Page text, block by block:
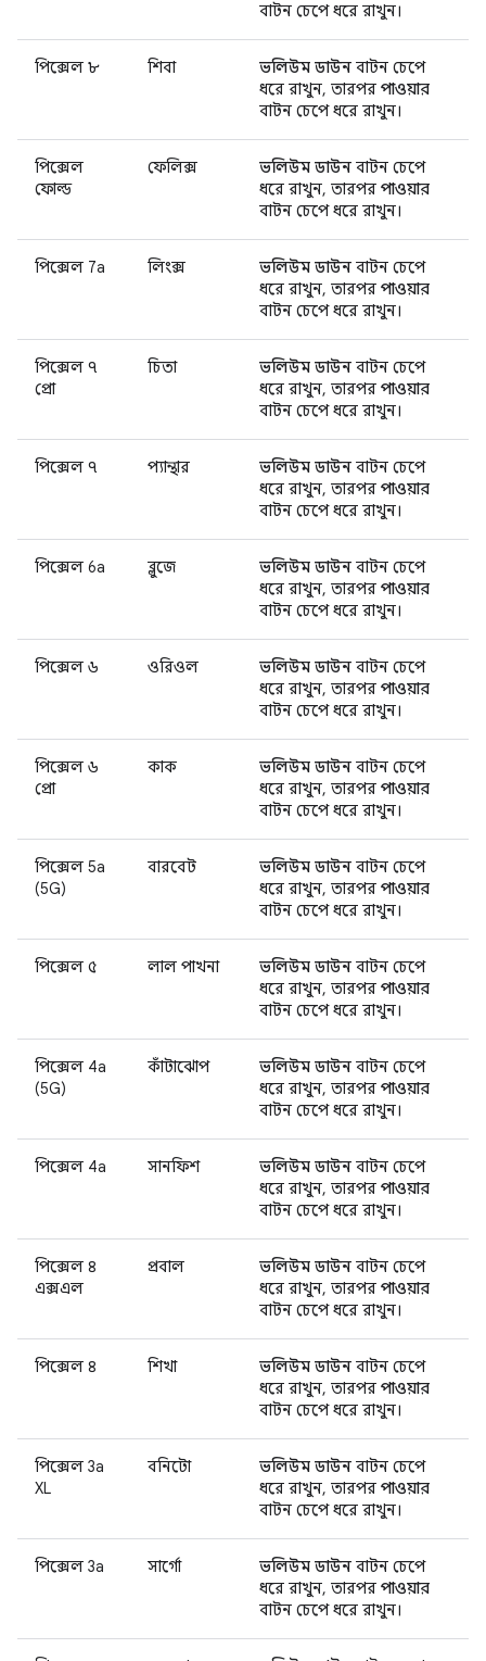
বাটন চেপে ধরে রাখুন।
পিক্সেল ৮ শিবা ভলিউম ডাউন বাটন চেপে
ধরে রাখুন, তারপর পাওয়ার
বাটন চেপে ধরে রাখুন।
পিক্সেল
ফোল্ড
ফেলিক্স ভলিউম ডাউন বাটন চেপে
ধরে রাখুন, তারপর পাওয়ার
বাটন চেপে ধরে রাখুন।
পিক্সেল 7a লিংক্স ভলিউম ডাউন বাটন চেপে
ধরে রাখুন, তারপর পাওয়ার
বাটন চেপে ধরে রাখুন।
পিক্সেল ৭
প্রো
চিতা ভলিউম ডাউন বাটন চেপে
ধরে রাখুন, তারপর পাওয়ার
বাটন চেপে ধরে রাখুন।
পিক্সেল ৭ প্যান্থার ভলিউম ডাউন বাটন চেপে
ধরে রাখুন, তারপর পাওয়ার
বাটন চেপে ধরে রাখুন।
পিক্সেল 6a ব্লুজে ভলিউম ডাউন বাটন চেপে
ধরে রাখুন, তারপর পাওয়ার
বাটন চেপে ধরে রাখুন।
পিক্সেল ৬ ওরিওল ভলিউম ডাউন বাটন চেপে
ধরে রাখুন, তারপর পাওয়ার
বাটন চেপে ধরে রাখুন।
পিক্সেল ৬
প্রো
কাক ভলিউম ডাউন বাটন চেপে
ধরে রাখুন, তারপর পাওয়ার
বাটন চেপে ধরে রাখুন।
পিক্সেল 5a
(5G)
বারবেট ভলিউম ডাউন বাটন চেপে
ধরে রাখুন, তারপর পাওয়ার
বাটন চেপে ধরে রাখুন।
পিক্সেল ৫ লাল পাখনা ভলিউম ডাউন বাটন চেপে
ধরে রাখুন, তারপর পাওয়ার
বাটন চেপে ধরে রাখুন।
পিক্সেল 4a
(5G)
কাঁটাঝোপ ভলিউম ডাউন বাটন চেপে
ধরে রাখুন, তারপর পাওয়ার
বাটন চেপে ধরে রাখুন।
পিক্সেল 4a সানফিশ ভলিউম ডাউন বাটন চেপে
ধরে রাখুন, তারপর পাওয়ার
বাটন চেপে ধরে রাখুন।
পিক্সেল ৪
এক্সএল
প্রবাল ভলিউম ডাউন বাটন চেপে
ধরে রাখুন, তারপর পাওয়ার
বাটন চেপে ধরে রাখুন।
পিক্সেল ৪ শিখা ভলিউম ডাউন বাটন চেপে
ধরে রাখুন, তারপর পাওয়ার
বাটন চেপে ধরে রাখুন।
পিক্সেল 3a
XL
বনিটো ভলিউম ডাউন বাটন চেপে
ধরে রাখুন, তারপর পাওয়ার
বাটন চেপে ধরে রাখুন।
পিক্সেল 3a সার্গো ভলিউম ডাউন বাটন চেপে
ধরে রাখুন, তারপর পাওয়ার
বাটন চেপে ধরে রাখুন।